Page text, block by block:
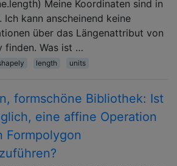
Meine Koordinaten sind in
Ich kann anscheinend keine
über das Längenattribut von
finden. Was ist …
length units
formschöne Bibliothek: Ist
eine affine Operation
Formpolygon